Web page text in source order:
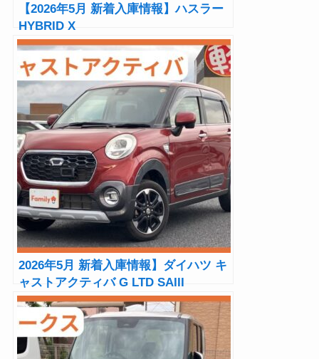
【2026年5月 新着入庫情報】ハスラー
HYBRID X
2026年5月 新着入庫情報】ダイハツ キ
ャストアクティバ G LTD SAIII